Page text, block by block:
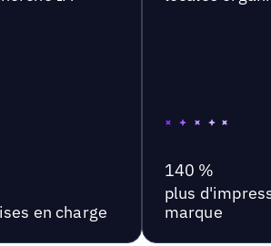
en charge
140 %
plus
marque